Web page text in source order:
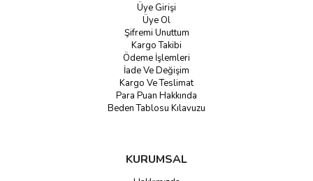
Üye Girişi
Üye Ol
Şifremi Unuttum
Kargo Takibi
Ödeme İşlemleri
İade Ve Değişim
Kargo Ve Teslimat
Para Puan Hakkında
Beden Tablosu Kılavuzu
KURUMSAL